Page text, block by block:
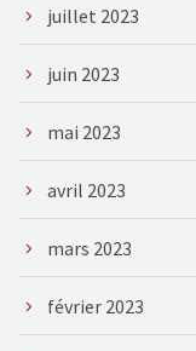
juillet 2023
juin 2023
mai 2023
avril 2023
mars 2023
février 2023